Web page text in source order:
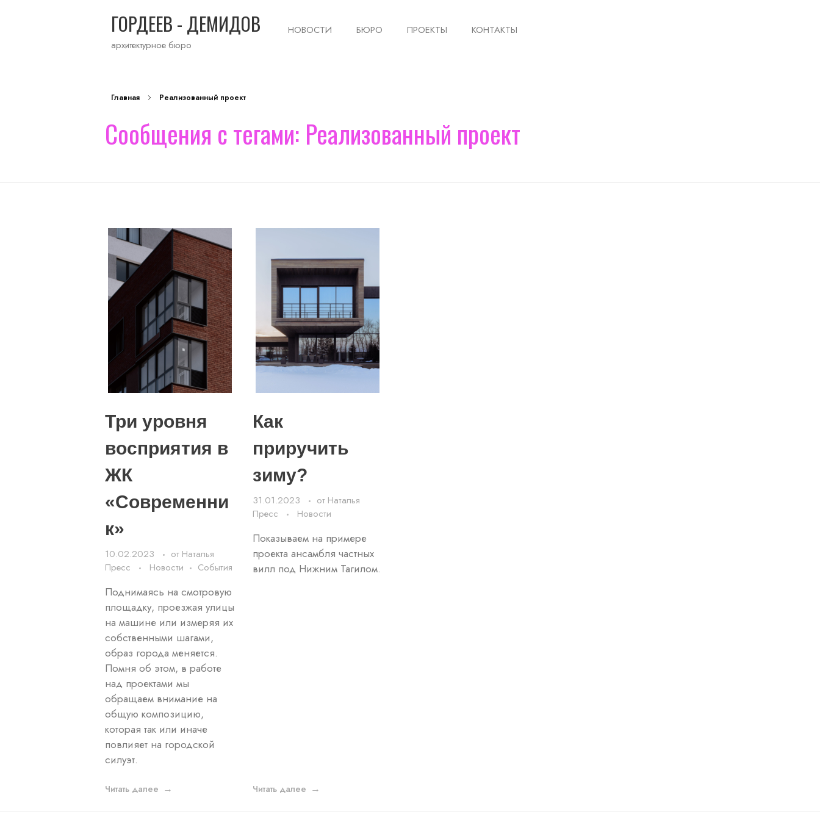
ГОРДЕЕВ - ДЕМИДОВ
архитектурное бюро
НОВОСТИ БЮРО ПРОЕКТЫ КОНТАКТЫ
Главная Реализованный проект
Сообщения с тегами: Реализованный проект
Три уровня
восприятия в
ЖК
«Современни
к»
10.02.2023 от Наталья
Пресс
Новости События
Поднимаясь на смотровую
площадку, проезжая улицы
на машине или измеряя их
собственными шагами,
образ города меняется.
Помня об этом, в работе
над проектами мы
обращаем внимание на
общую композицию,
которая так или иначе
повлияет на городской
силуэт.
Читать далее
Как
приручить
зиму?
31.01.2023 от Наталья
Пресс
Новости
Показываем на примере
проекта ансамбля частных
вилл под Нижним Тагилом.
Читать далее